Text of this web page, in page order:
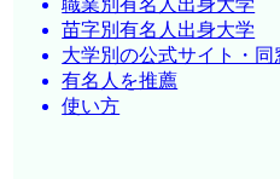
職業別有名人出身大学
苗字別有名人出身大学
大学別の公式サイト・同
有名人を推薦
使い方